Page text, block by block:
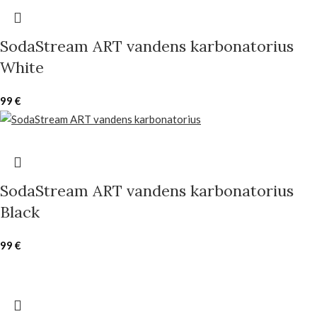
SodaStream ART vandens karbonatorius
White
99 €
SodaStream ART vandens karbonatorius
Black
99 €